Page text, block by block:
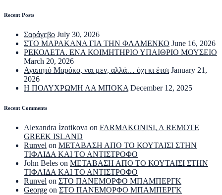
Recent Posts
Σαράγεβο July 30, 2026
ΣΤΟ ΜΑΡΑΚΑΝΑ ΓΙΑ ΤΗΝ ΦΛΑΜΕΝΚΟ June 16, 2026
ΡΕΚΟΛΕΤΑ. ΕΝΑ ΚΟΙΜΗΤΗΡΙΟ ΥΠΑΙΘΡΙΟ ΜΟΥΣΕΙΟ
March 20, 2026
Αγαπητό Μαρόκο, ναι μεν, αλλά… όχι κι έτσι January 21,
2026
Η ΠΟΛΥΧΡΩΜΗ ΛΑ ΜΠΟΚΑ December 12, 2025
Recent Comments
Alexandra İzotikova on FARMAKONISI, A REMOTE
GREEK ISLAND
Runvel on ΜΕΤΑΒΑΣΗ ΑΠΟ ΤΟ ΚΟΥΤΑΙΣΙ ΣΤΗΝ
ΤΙΦΛΙΔΑ ΚΑΙ ΤΟ ΑΝΤΙΣΤΡΟΦΟ
John Beles on ΜΕΤΑΒΑΣΗ ΑΠΟ ΤΟ ΚΟΥΤΑΙΣΙ ΣΤΗΝ
ΤΙΦΛΙΔΑ ΚΑΙ ΤΟ ΑΝΤΙΣΤΡΟΦΟ
Runvel on ΣΤΟ ΠΑΝΕΜΟΡΦΟ ΜΠΑΜΠΕΡΓΚ
George on ΣΤΟ ΠΑΝΕΜΟΡΦΟ ΜΠΑΜΠΕΡΓΚ